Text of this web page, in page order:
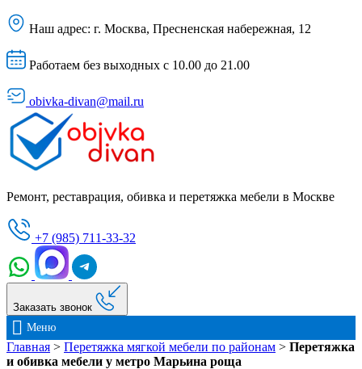
Наш адрес: г. Москва, Пресненская набережная, 12
Работаем без выходных с 10.00 до 21.00
obivka-divan@mail.ru
Ремонт, реставрация, обивка и перетяжка мебели в Москве
+7 (985) 711-33-32
Заказать звонок
Меню
Главная > Перетяжка мягкой мебели по районам > Перетяжка
и обивка мебели у метро Марьина роща